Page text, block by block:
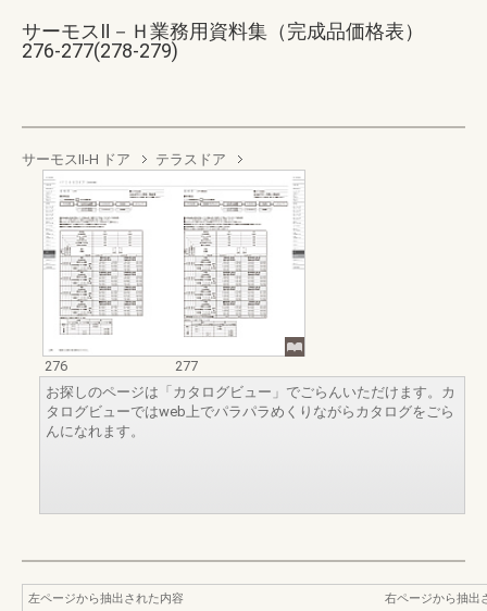
サーモスⅡ－Ｈ業務用資料集（完成品価格表）
276-277(278-279)
サーモスII-H ドア テラスドア
276
277
お探しのページは「カタログビュー」でごらんいただけます。カ
タログビューではweb上でパラパラめくりながらカタログをごら
んになれます。
左ページから抽出された内容
右ページから抽出